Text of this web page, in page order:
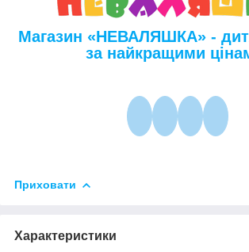
Магазин «НЕВАЛЯШКА» -
за найкращими
Приховати
Характеристики